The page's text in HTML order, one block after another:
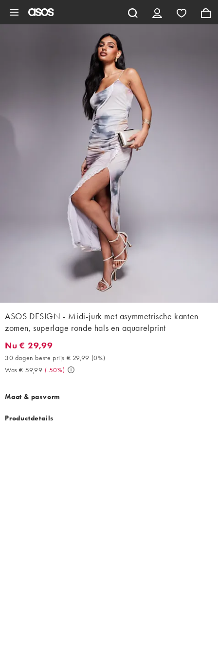
ASOS DESIGN - Midi-jurk met asymmetrische kanten
zomen, superlage ronde hals en aquarelprint
Nu € 29,99. 30 dagen beste prijs € 29,99 (0%). Was € 59,99. (-
Nu € 29,99
30 dagen beste prijs € 29,99 (0%)
Was € 59,99 (-50%)
Maat & pasvorm
Productdetails